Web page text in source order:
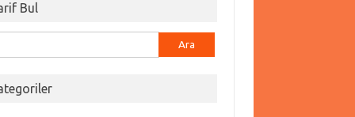
Bul